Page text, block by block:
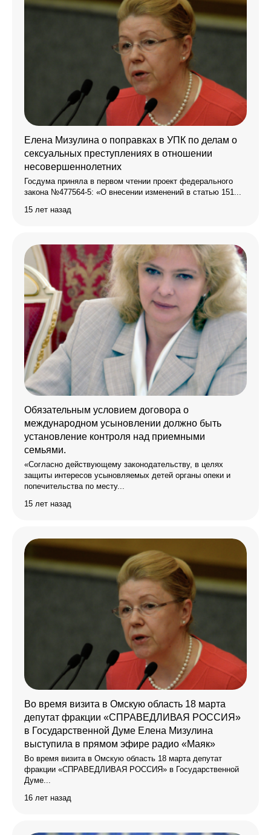
Елена Мизулина о поправках в УПК по делам о
сексуальных преступлениях в отношении
несовершеннолетних
Госдума приняла в первом чтении проект федерального
закона №477564-5: «О внесении изменений в статью 151...
15 лет назад
Обязательным условием договора о
международном усыновлении должно быть
установление контроля над приемными
семьями.
«Согласно действующему законодательству, в целях
защиты интересов усыновляемых детей органы опеки и
попечительства по месту...
15 лет назад
Во время визита в Омскую область 18 марта
депутат фракции «СПРАВЕДЛИВАЯ РОССИЯ»
в Государственной Думе Елена Мизулина
выступила в прямом эфире радио «Маяк»
Во время визита в Омскую область 18 марта депутат
фракции «СПРАВЕДЛИВАЯ РОССИЯ» в Государственной
Думе...
16 лет назад